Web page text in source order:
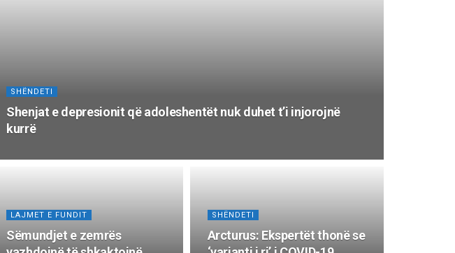
SHËNDETI
Shenjat e depresionit që adoleshentët nuk duhet t’i injorojnë
kurrë
LAJMET E FUNDIT
Sëmundjet e zemrës
SHËNDETI
Arcturus: Ekspertët thonë se